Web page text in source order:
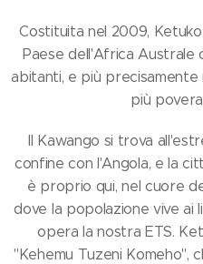
Costituita nel 2009,
Paese dell'Africa Australe
abitanti, e più precisamente
più
Il Kawango si trova
confine con l'Angola, e la
è proprio qui, nel cuore
dove la popolazione vive ai
opera la nostra ETS.
"Kehemu Tuzeni Komeho",